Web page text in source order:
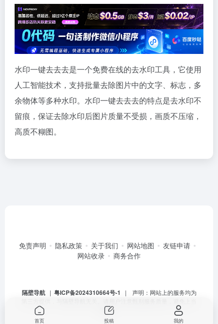
水印一键去去去是一个免费在线的去水印工具，它使用
人工智能技术，支持批量去除图片中的文字、标志，多
余物体等多种水印。水印一键去去去的特点是去水印不
留痕，保证去除水印后图片质量不受损，画质不压缩，
高质不糊图。
免责声明 隐私政策 关于我们 网站地图
友链申请
网站收录
商务合作
隔壁导航| 粤ICP备2024310664号-1
| 声明：网站上的服务均为
受骗。
首页 投稿 我的